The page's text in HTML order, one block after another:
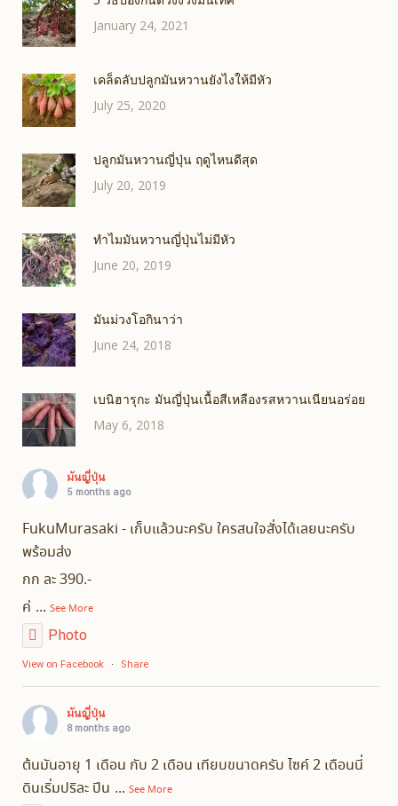
January 24, 2021
เคล็ดลับปลูกมันหวานยังไงให้มีหัว
July 25, 2020
ปลูกมันหวานญี่ปุ่น ฤดูไหนดีสุด
July 20, 2019
ทำไมมันหวานญี่ปุ่นไม่มีหัว
June 20, 2019
มันม่วงโอกินาว่า
June 24, 2018
เบนิฮารุกะ มันญี่ปุ่นเนื้อสีเหลืองรสหวานเนียนอร่อย
May 6, 2018
มันญี่ปุ่น
5 months ago
FukuMurasaki - เก็บแล้วนะครับ ใครสนใจสั่งได้เลยนะครับ
พร้อมส่ง
กก ละ 390.-
ค่ ... See More
Photo
View on Facebook · Share
มันญี่ปุ่น
8 months ago
ต้นมันอายุ 1 เดือน กับ 2 เดือน เทียบขนาดครับ ไซค์ 2 เดือนนี่
ดินเริ่มปริละ ปีน ... See More